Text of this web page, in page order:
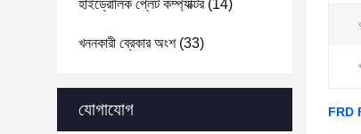
হাইড্রোলিক প্লেট কম্প্যাক্টর(14)
খননকারী ব্রেকার অংশ(33)
যোগাযোগ FRD